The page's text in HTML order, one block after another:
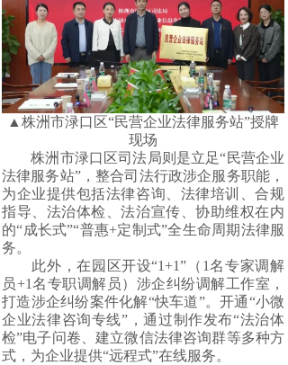
▲株洲市渌口区“民营企业法律服务站”授牌
现场
株洲市渌口区司法局则是立足“民营企业
法律服务站”，整合司法行政涉企服务职能，
为企业提供包括法律咨询、法律培训、合规
指导、法治体检、法治宣传、协助维权在内
的“成长式”“普惠+定制式”全生命周期法律服
务。
此外，在园区开设“1+1”（1名专家调解
员+1名专职调解员）涉企纠纷调解工作室，
打造涉企纠纷案件化解“快车道”。开通“小微
企业法律咨询专线”，通过制作发布“法治体
检”电子问卷、建立微信法律咨询群等多种方
式，为企业提供“远程式”在线服务。